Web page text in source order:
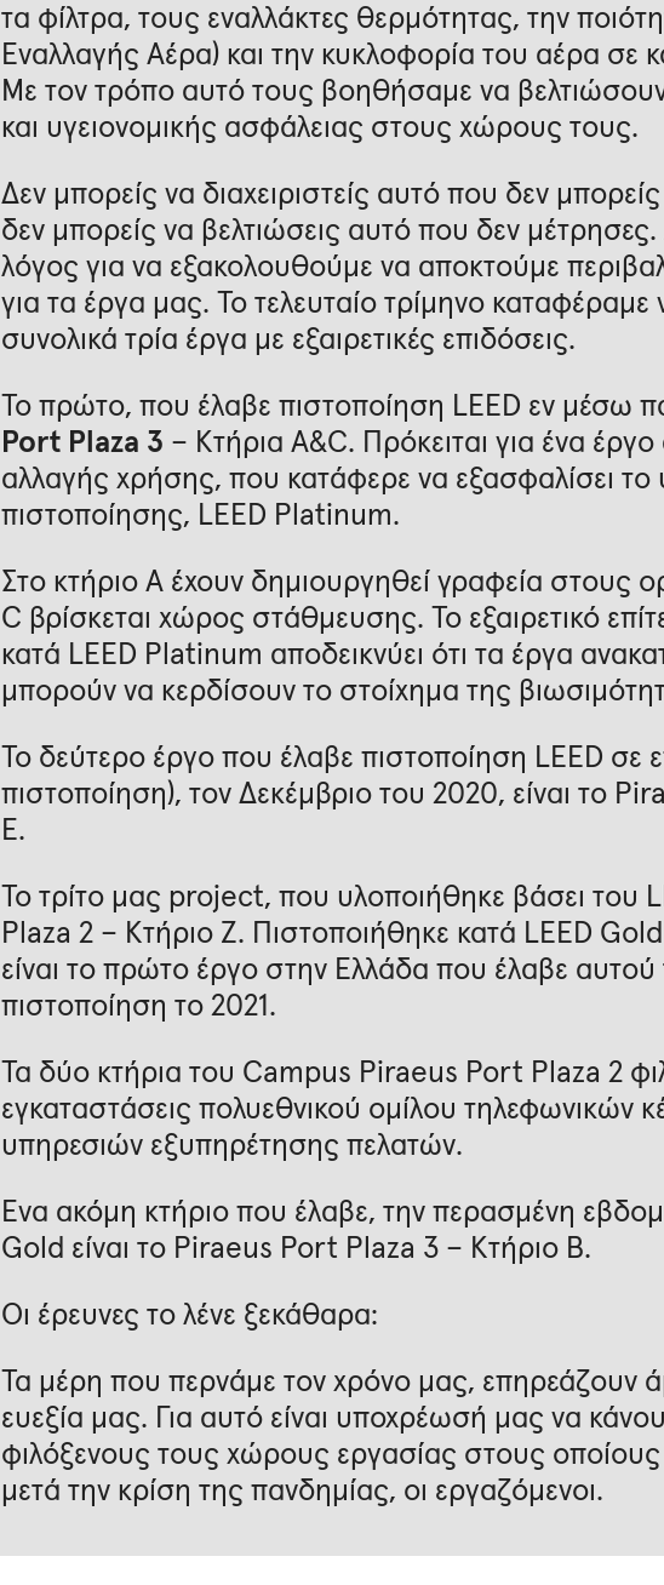
τα φίλτρα, τους εναλλάκτες θερμότητας, την
Εναλλαγής Αέρα) και την κυκλοφορία του αέρα σε
Με τον τρόπο αυτό τους βοηθήσαμε να
και υγειονομικής ασφάλειας στους χώρους τους.
Δεν μπορείς να διαχειριστείς αυτό που δεν
δεν μπορείς να βελτιώσεις αυτό που δεν μέτρησες.
λόγος για να εξακολουθούμε να αποκτούμε
για τα έργα μας. Το τελευταίο τρίμηνο
συνολικά τρία έργα με εξαιρετικές επιδόσεις.
Το πρώτο, που έλαβε πιστοποίηση LEED εν μέσω
Port Plaza 3 – Κτήρια A&C. Πρόκειται για ένα
αλλαγής χρήσης, που κατάφερε να εξασφαλίσει το
πιστοποίησης, LEED Platinum.
Στο κτήριο Α έχουν δημιουργηθεί γραφεία στους
C βρίσκεται χώρος στάθμευσης. Το εξαιρετικό
κατά LEED Platinum αποδεικνύει ότι τα έργα
μπορούν να κερδίσουν το στοίχημα της
Το δεύτερο έργο που έλαβε πιστοποίηση LEED σε
πιστοποίηση), τον Δεκέμβριο του 2020, είναι το
E.
Το τρίτο μας project, που υλοποιήθηκε βάσει του
Plaza 2 – Κτήριο Z. Πιστοποιήθηκε κατά LEED
είναι το πρώτο έργο στην Ελλάδα που έλαβε αυτού
πιστοποίηση το 2021.
Τα δύο κτήρια του Campus Piraeus Port Plaza 2
εγκαταστάσεις πολυεθνικού ομίλου τηλεφωνικών
υπηρεσιών εξυπηρέτησης πελατών.
Ένα ακόμη κτήριο που έλαβε, την περασμένη
Gold είναι το Piraeus Port Plaza 3 – Κτήριο B.
Οι έρευνες το λένε ξεκάθαρα:
Τα μέρη που περνάμε τον χρόνο μας, επηρεάζουν
ευεξία μας. Για αυτό είναι υποχρέωσή μας να
φιλόξενους τους χώρους εργασίας στους
μετά την κρίση της πανδημίας, οι εργαζόμενοι.